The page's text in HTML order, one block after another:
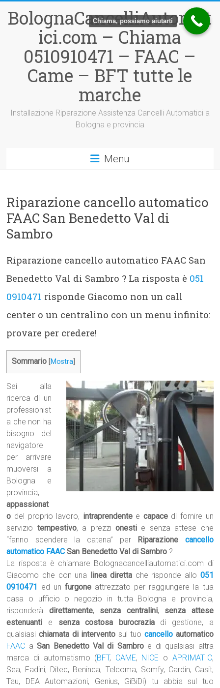
contenuto
BolognaCancelliAutomat
ici.com – Chiama
0510910471 – FAAC –
Came – BFT tutte le
marche
Installazione Riparazione Assistenza Cancelli Automatici a
Bologna e provincia
Menu
Riparazione cancello automatico
FAAC San Benedetto Val di
Sambro
Riparazione cancello automatico FAAC San
Benedetto Val di Sambro ? La risposta è 051
0910471 risponde Giacomo non un call
center o un centralino con un menu infinito:
provare per credere!
Sommario Mostra
Sei alla
ricerca di un
professionist
a che non ha
bisogno del
navigatore
per arrivare
muoversi a
Bologna e
provincia,
appassionat
o del proprio lavoro, intraprendentee capacedi fornire un
servizio tempestivo, a prezzi onesti e senza attese che
“fanno scendere la catena” per
Riparazione cancello
automatico FAAC San Benedetto Val di Sambro ?
La risposta è chiamare Bolognacancelliautomatici.com di
Giacomo che con una
linea direttache risponde allo 051
0910471
ed un furgoneattrezzato per raggiungere la tua
casa o ufficio o negozio in tutta Bologna e provincia,
risponderà direttamente, senza centralini, senza attese
estenuanti e senza costosa burocraziadi gestione, a
qualsiasichiamata di intervento sul tuo cancelloautomatico
FAAC aSan Benedetto Val di Sambro e di qualsiasi altra
marca di automatismo (BFT, CAME, NICE o APRIMATIC,
Sea, Fadini, Ditec, Beninca, Telcoma, Somfy, Cardin, Casit,
Tau, DEA Automazioni, Genius, GiBiDi) tu abbia sul tuo
Chiama, possiamo aiutarti